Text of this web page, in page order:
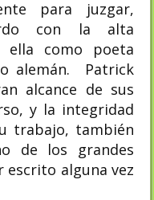
para juzgar,
con la alta
ella como poeta
alemán. Patrick
alcance de sus
y la integridad
trabajo, también
de los grandes
escrito alguna vez